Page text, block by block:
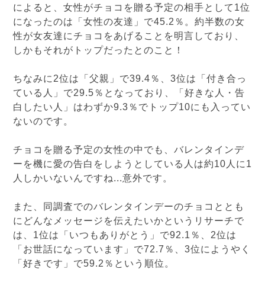
によると、女性がチョコを贈る予定の相手として1位
になったのは「女性の友達」で45.2％。約半数の女
性が女友達にチョコをあげることを明言しており、
しかもそれがトップだったとのこと！
ちなみに2位は「父親」で39.4％、3位は「付き合っ
ている人」で29.5％となっており、「好きな人・告
白したい人」はわずか9.3％でトップ10にも入ってい
ないのです。
チョコを贈る予定の女性の中でも、バレンタインデ
ーを機に愛の告白をしようとしている人は約10人に1
人しかいないんですね...意外です。
また、同調査でのバレンタインデーのチョコととも
にどんなメッセージを伝えたいかというリサーチで
は、1位は「いつもありがとう」で92.1％、2位は
「お世話になっています」で72.7％、3位にようやく
「好きです」で59.2％という順位。